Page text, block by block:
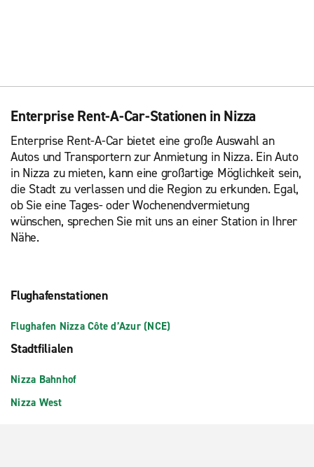
Enterprise Rent-A-Car-Stationen in Nizza
Enterprise Rent-A-Car bietet eine große Auswahl an
Autos und Transportern zur Anmietung in Nizza. Ein Auto
in Nizza zu mieten, kann eine großartige Möglichkeit sein,
die Stadt zu verlassen und die Region zu erkunden. Egal,
ob Sie eine Tages- oder Wochenendvermietung
wünschen, sprechen Sie mit uns an einer Station in Ihrer
Nähe.
Flughafenstationen
Flughafen Nizza Côte d’Azur (NCE)
Stadtfilialen
Nizza Bahnhof
Nizza West